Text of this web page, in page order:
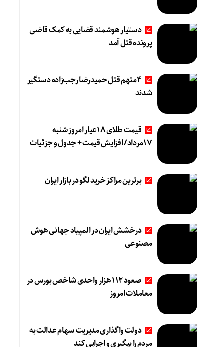
دستیار هوشمند قضایی به کمک قاضی
پرونده قتل آمد
4متهم قتل حمیدرضا رجب‌زاده دستگیر
شدند
قیمت طلای 18عیار امروز شنبه
17مرداد/ افزایش قیمت + جدول و جزئیات
برترین مراکز خرید لگو در بازار ایران
درخشش ایران در المپیاد جهانی هوش
مصنوعی
صعود 112 هزار واحدی شاخص بورس در
معاملات امروز
دولت واگذاری مدیریت سهام عدالت به
مردم را پیگیری و اجرایی کند